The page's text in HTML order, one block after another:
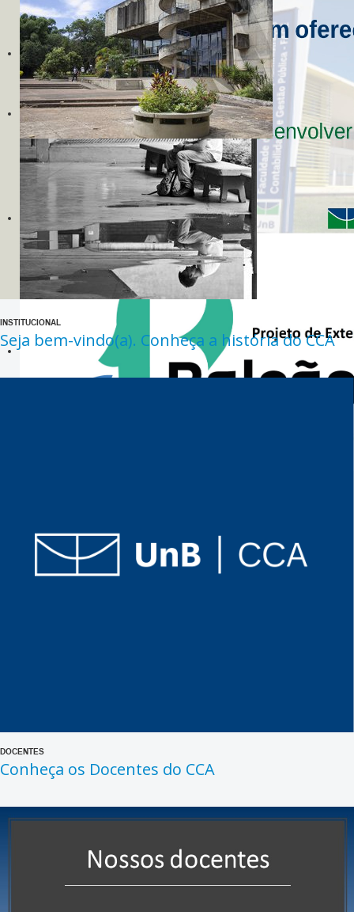
INSTITUCIONAL
Seja bem-vindo(a). Conheça a história do CCA
DOCENTES
Conheça os Docentes do CCA